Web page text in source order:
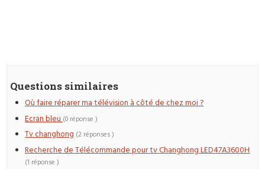
Questions similaires
Où faire réparer ma télévision à côté de chez moi ?
Ecran bleu(0 réponse )
Tv changhong (2 réponses )
Recherche de Télécommande pour tv Changhong LED47A3600H
(1 réponse )